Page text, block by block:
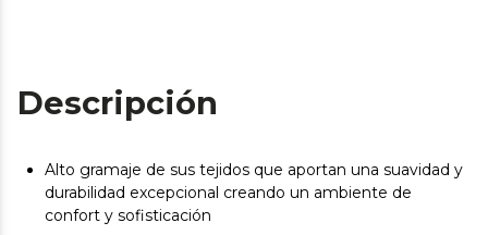
Descripción
Alto gramaje de sus tejidos que aportan una suavidad y
durabilidad excepcional creando un ambiente de
confort y sofisticación